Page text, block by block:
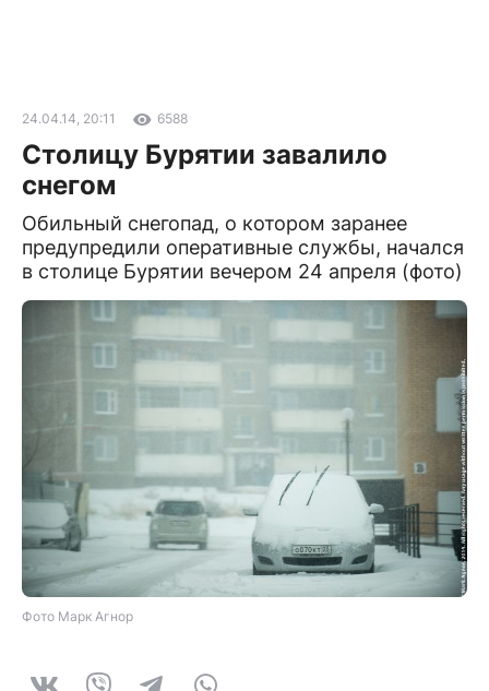
24.04.14, 20:11 6588
Столицу Бурятии завалило
снегом
Обильный снегопад, о котором заранее
предупредили оперативные службы, начался
в столице Бурятии вечером 24 апреля (фото)
Фото Марк Агнор